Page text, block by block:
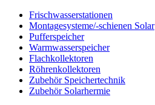
Frischwasserstationen
Montagesysteme/-schienen Solar
Pufferspeicher
Warmwasserspeicher
Flachkollektoren
Röhrenkollektoren
Zubehör Speichertechnik
Zubehör Solarhermie